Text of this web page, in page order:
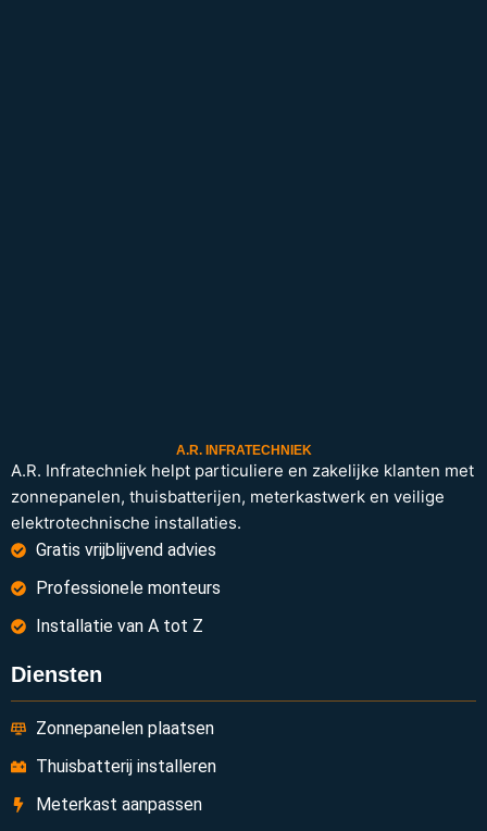
A.R. INFRATECHNIEK
A.R. Infratechniek helpt particuliere en zakelijke klanten met
zonnepanelen, thuisbatterijen, meterkastwerk en veilige
elektrotechnische installaties.
Gratis vrijblijvend advies
Professionele monteurs
Installatie van A tot Z
Diensten
Zonnepanelen plaatsen
Thuisbatterij installeren
Meterkast aanpassen